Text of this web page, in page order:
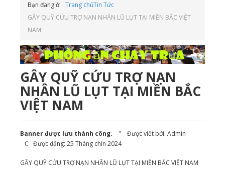
Bạn đang ở: Trang chủTin Tức
GÂY QUỸ CỨU TRỢ NẠN NHÂN LŨ LỤT TẠI MIỀN BẮC VIỆT
NAM
GÂY QUỸ CỨU TRỢ NẠN
NHÂN LŨ LỤT TẠI MIỀN BẮC
VIỆT NAM
Banner được lưu thành công. Được viết bởi: Admin
Được đăng: 25 Tháng chín 2024
GÂY QUỸ CỨU TRỢ NẠN NHÂN LŨ LỤT TẠI MIỀN BẮC VIỆT NAM